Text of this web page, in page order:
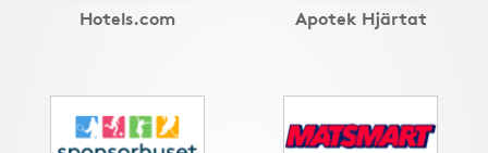
Hotels.com Apotek Hjärtat